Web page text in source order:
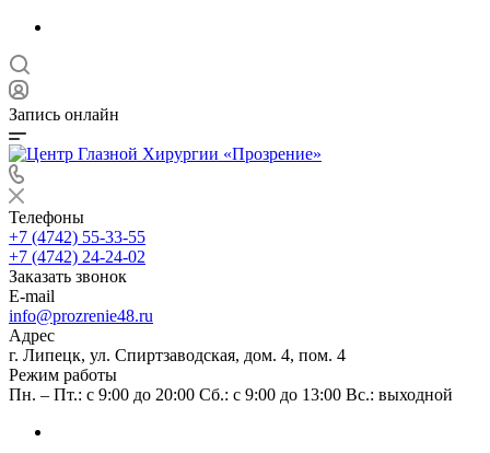
Запись онлайн
Телефоны
+7 (4742) 55-33-55
+7 (4742) 24-24-02
Заказать звонок
E-mail
info@prozrenie48.ru
Адрес
г. Липецк, ул. Спиртзаводская, дом. 4, пом. 4
Режим работы
Пн. – Пт.: с 9:00 до 20:00 Сб.: с 9:00 до 13:00 Вс.: выходной